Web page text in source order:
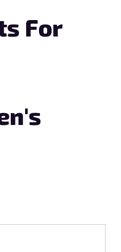
For